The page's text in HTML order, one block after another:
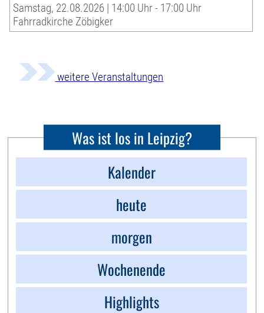
Samstag, 22.08.2026 | 14:00 Uhr - 17:00 Uhr
Fahrradkirche Zöbigker
weitere Veranstaltungen
Was ist los in Leipzig?
Kalender
heute
morgen
Wochenende
Highlights